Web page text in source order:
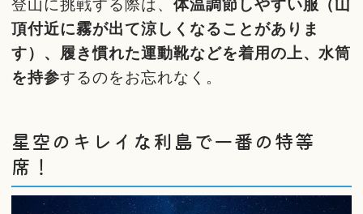
登山に挑戦する際は、 体温調節しやすい服（山
頂付近に霧が出て涼しくなることがありま
す）、履き慣れた運動靴などを着用の上、水筒
を持参するのをお忘れなく。
星空のキレイな利島で一番の特等
席！